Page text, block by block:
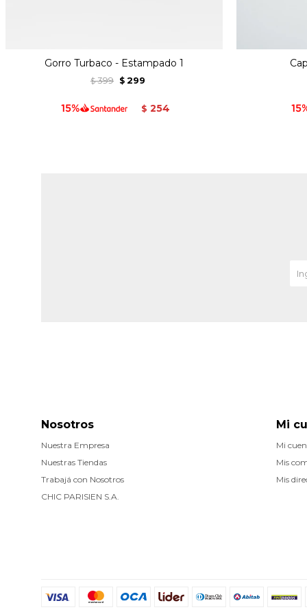
Gorro Turbaco - Estampado 1
$ 399 $ 299
$ 254
Nosotros
Nuestra Empresa
Nuestras Tiendas
Trabajá con Nosotros
CHIC PARISIEN S.A.
Mi
Mi
Mis
Mis